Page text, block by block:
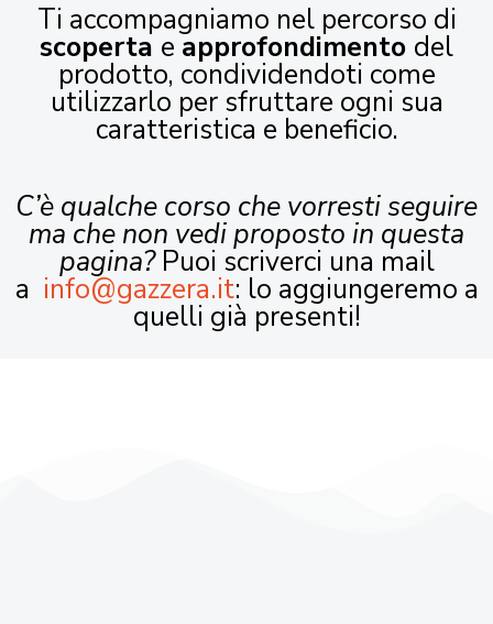
Ti accompagniamo nel percorso di
scoperta e approfondimento del
prodotto, condividendoti come
utilizzarlo per sfruttare ogni sua
caratteristica e beneficio.
C’è qualche corso che vorresti seguire
ma che non vedi proposto in questa
pagina?Puoi scriverci una mail
a info@gazzera.it: lo aggiungeremo a
quelli già presenti!